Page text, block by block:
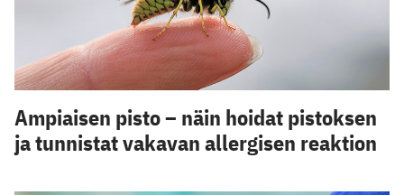
Ampiaisen pisto – näin hoidat pistoksen
ja tunnistat vakavan allergisen reaktion